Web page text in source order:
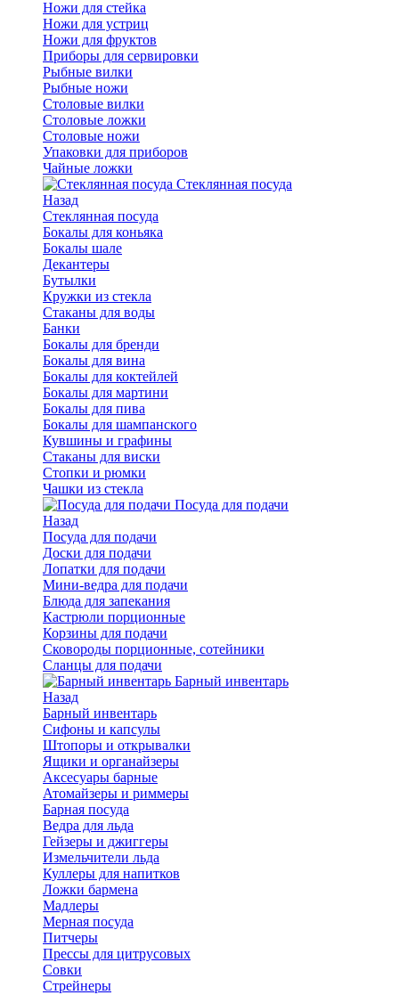
Ножи для стейка
Ножи для устриц
Ножи для фруктов
Приборы для сервировки
Рыбные вилки
Рыбные ножи
Столовые вилки
Столовые ложки
Столовые ножи
Упаковки для приборов
Чайные ложки
Стеклянная посуда
Назад
Стеклянная посуда
Бокалы для коньяка
Бокалы шале
Декантеры
Бутылки
Кружки из стекла
Стаканы для воды
Банки
Бокалы для бренди
Бокалы для вина
Бокалы для коктейлей
Бокалы для мартини
Бокалы для пива
Бокалы для шампанского
Кувшины и графины
Стаканы для виски
Стопки и рюмки
Чашки из стекла
Посуда для подачи
Назад
Посуда для подачи
Доски для подачи
Лопатки для подачи
Мини-ведра для подачи
Блюда для запекания
Кастрюли порционные
Корзины для подачи
Сковороды порционные, сотейники
Сланцы для подачи
Барный инвентарь
Назад
Барный инвентарь
Сифоны и капсулы
Штопоры и открывалки
Ящики и органайзеры
Аксесуары барные
Атомайзеры и риммеры
Барная посуда
Ведра для льда
Гейзеры и джиггеры
Измельчители льда
Куллеры для напитков
Ложки бармена
Мадлеры
Мерная посуда
Питчеры
Прессы для цитрусовых
Совки
Стрейнеры